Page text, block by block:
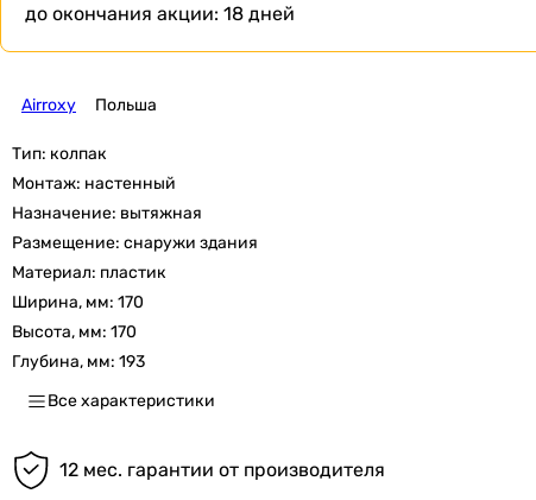
до окончания акции: 18 дней
Airroxy Польша
Тип: колпак
Монтаж: настенный
Назначение: вытяжная
Размещение: снаружи здания
Материал: пластик
Ширина, мм: 170
Высота, мм: 170
Глубина, мм: 193
Все характеристики
12 мес. гарантии от производителя